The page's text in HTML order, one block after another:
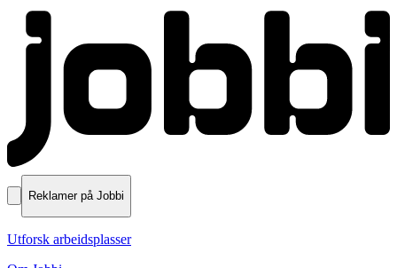
Reklamer på Jobbi
Utforsk arbeidsplasser